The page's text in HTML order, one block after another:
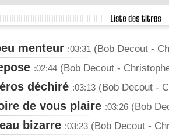
menteur :03:31 (Bob Decout -
:02:44 (Bob Decout -
déchiré :03:13 (Bob Decout -
de vous plaire :03:26 (Bob
bizarre :03:23 (Bob Decout -